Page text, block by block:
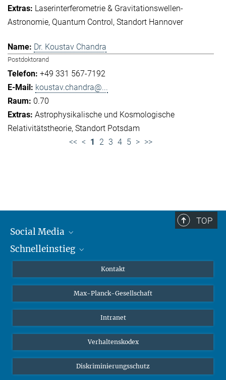
Laserinterferometrie & Gravitationswellen-
Astronomie Quantum Control Standort Hannover
Dr. Koustav Chandra
Postdoktorand
+49 331 567-7192
koustav.chandra@...
0.70
Astrophysikalische und Kosmologische
Relativitätstheorie Standort Potsdam
<< < 1 2 3 4 5 > >>
TOP
Social Media
Mastodon
Schnelleinstieg
Studierende
Schüler*innen
Öffentlichkeit
Alumnae | Alumni
Kontakt
Max-Planck-Gesellschaft
Intranet
Verhaltenskodex
Diskriminierungsschutz